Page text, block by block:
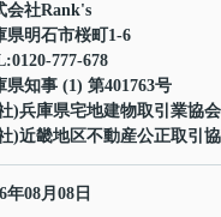
会社Rank's
県明石市桜町1-6
0120-777-678
県知事 (1) 第401763号
)兵庫県宅地建物取引業協
)近畿地区不動産公正取引
年08月08日